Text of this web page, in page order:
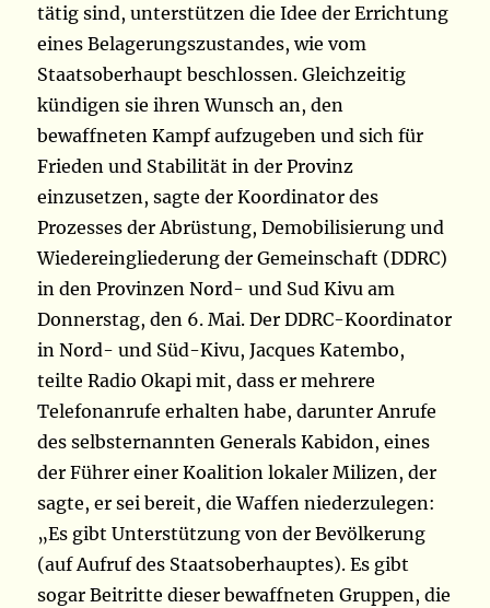
tätig sind, unterstützen die Idee der Errichtung
eines Belagerungszustandes, wie vom
Staatsoberhaupt beschlossen. Gleichzeitig
kündigen sie ihren Wunsch an, den
bewaffneten Kampf aufzugeben und sich für
Frieden und Stabilität in der Provinz
einzusetzen, sagte der Koordinator des
Prozesses der Abrüstung, Demobilisierung und
Wiedereingliederung der Gemeinschaft (DDRC)
in den Provinzen Nord- und Sud Kivu am
Donnerstag, den 6. Mai. Der DDRC-Koordinator
in Nord- und Süd-Kivu, Jacques Katembo,
teilte Radio Okapi mit, dass er mehrere
Telefonanrufe erhalten habe, darunter Anrufe
des selbsternannten Generals Kabidon, eines
der Führer einer Koalition lokaler Milizen, der
sagte, er sei bereit, die Waffen niederzulegen:
„Es gibt Unterstützung von der Bevölkerung
(auf Aufruf des Staatsoberhauptes). Es gibt
sogar Beitritte dieser bewaffneten Gruppen, die